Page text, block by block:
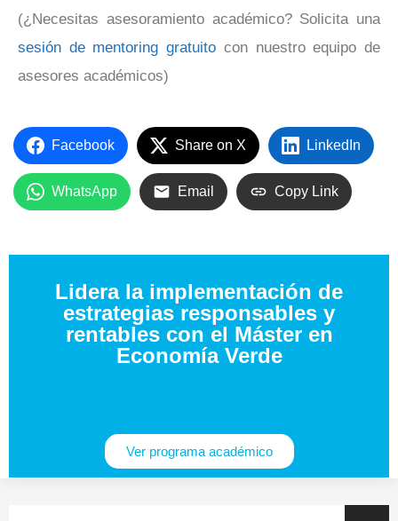
(¿Necesitas asesoramiento académico? Solicita una
sesión de mentoring gratuito con nuestro equipo de
asesores académicos)
Facebook Share on X LinkedIn
WhatsApp Email Copy Link
Lidera la implementación de
estrategias responsables y
rentables con el Máster en
Economía Verde
Ver programa académico